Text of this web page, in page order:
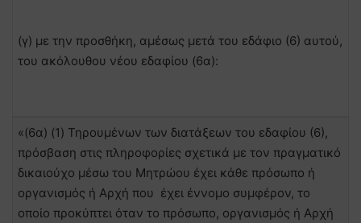
(γ) με την προσθήκη, αμέσως μετά του εδάφιο (6) αυτού,
του ακόλουθου νέου εδαφίου (6α):
«(6α) (1) Τηρουμένων των διατάξεων του εδαφίου (6),
πρόσβαση στις πληροφορίες σχετικά με τον πραγματικό
δικαιούχο μέσω του Μητρώου έχει κάθε πρόσωπο ή
οργανισμός ή Αρχή που έχει έννομο συμφέρον, το
οποίο προκύπτει όταν το πρόσωπο, οργανισμός ή Αρχή